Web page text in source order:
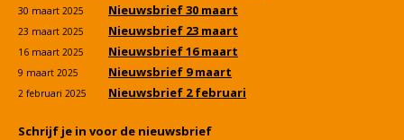
30 maart 2025 Nieuwsbrief 30 maart
23 maart 2025 Nieuwsbrief 23 maart
16 maart 2025 Nieuwsbrief 16 maart
9 maart 2025 Nieuwsbrief 9 maart
2 februari 2025 Nieuwsbrief 2 februari
Schrijf je in voor de nieuwsbrief